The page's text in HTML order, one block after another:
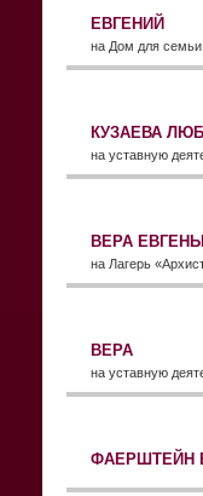
ЕВГЕНИЙ
на Дом для
КУЗАЕВА
на уставную
ВЕРА
на Лагерь
ВЕРА
на уставную
ФАЕРШТЕЙН